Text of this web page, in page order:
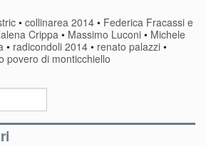
•collinarea 2014 • Federica Fracassi e
Crippa• Massimo Luconi • Michele
• radicondoli 2014 • renato palazzi •
povero di monticchiello